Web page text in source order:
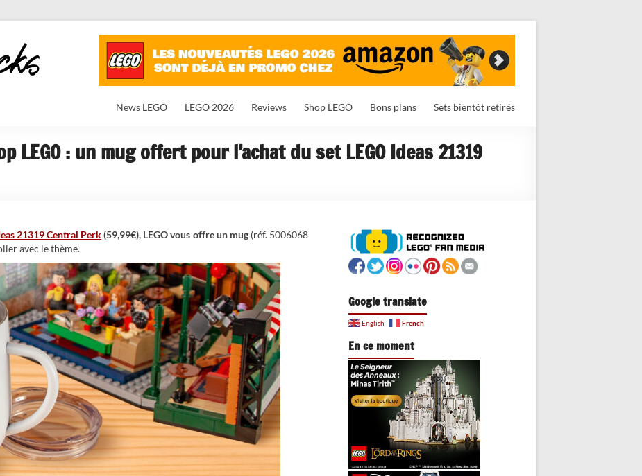
News LEGO LEGO 2026 Reviews Shop LEGO Bons plans Sets bientôt retirés
LEGO : un mug offert pour l’achat du set LEGO Ideas 21319
21319 Central Perk(59,99€), LEGO vous offre un mug(réf. 5006068
avec le thème.
Google translate
English French
En ce moment